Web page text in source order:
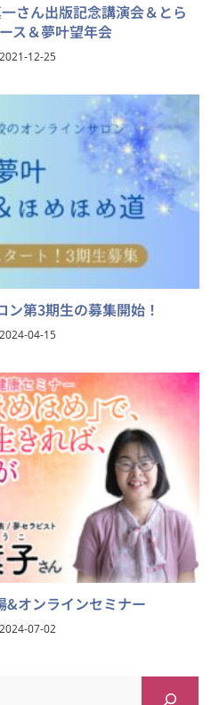
さん出版記念講演会＆とら
ス＆夢叶望年会
2021-12-25
ン第3期生の募集開始！
2024-04-15
&オンラインセミナー
2024-07-02